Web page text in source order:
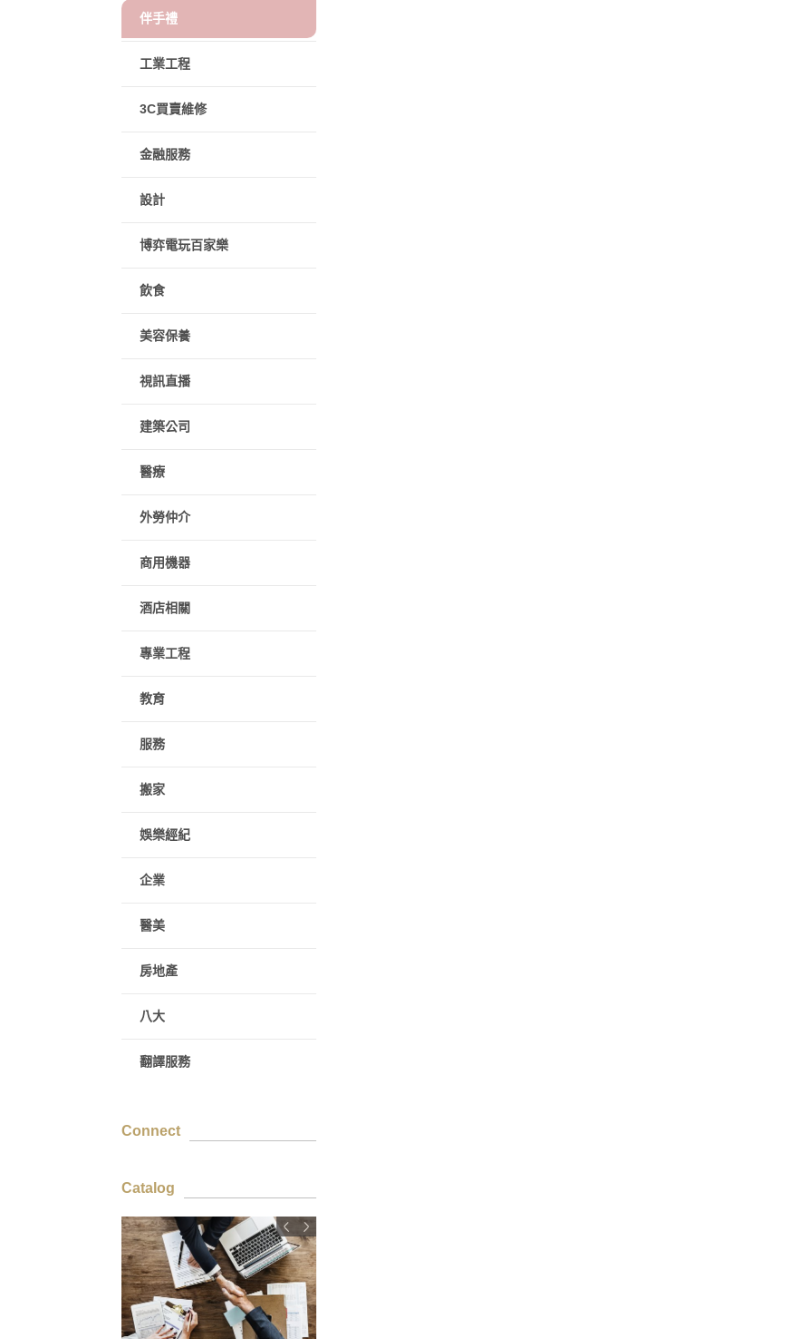
伴手禮
工業工程
3C買賣維修
金融服務
設計
博弈電玩百家樂
飲食
美容保養
視訊直播
建築公司
醫療
外勞仲介
商用機器
酒店相關
專業工程
教育
服務
搬家
娛樂經紀
企業
醫美
房地產
八大
翻譯服務
Connect
Catalog